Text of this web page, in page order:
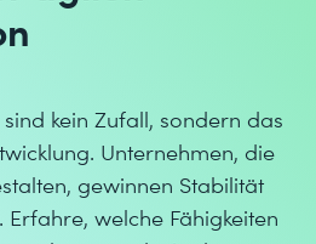
kein Zufall, sondern das
Unternehmen, die
gewinnen Stabilität
welche Fähigkeiten